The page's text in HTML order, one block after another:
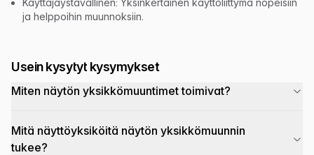
Käyttäjäystävällinen: Yksinkertainen käyttöliittymä nopeisiin
ja helppoihin muunnoksiin.
Usein kysytyt kysymykset
Miten näytön yksikkömuuntimet toimivat?
Mitä näyttöyksiköitä näytön yksikkömuunnin
tukee?